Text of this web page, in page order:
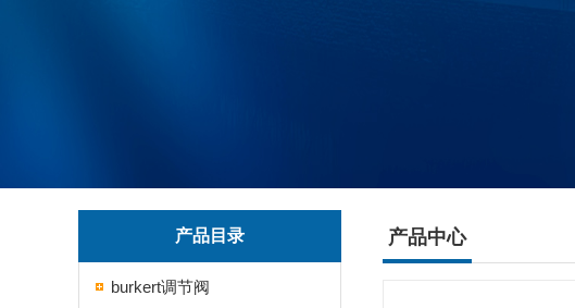
产品目录
burkert调节阀
产品中心